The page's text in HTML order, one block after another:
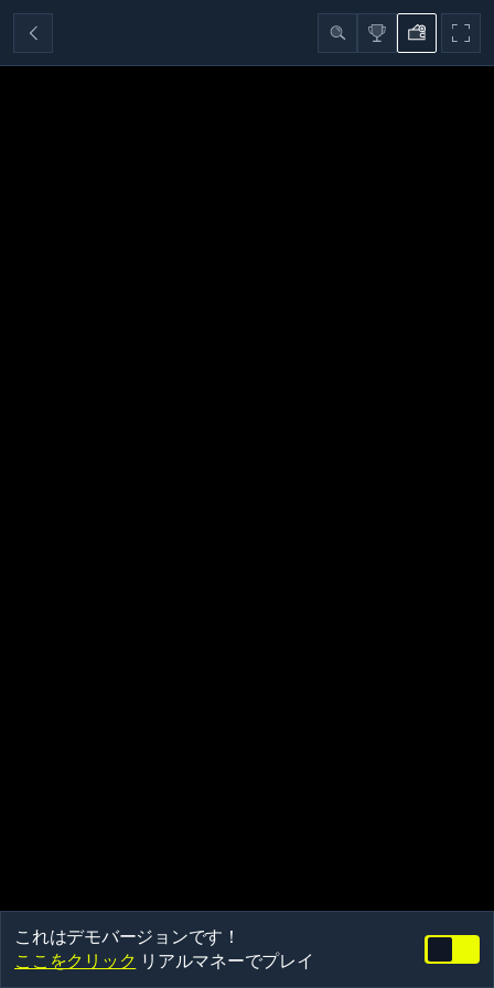
これはデモバージョンです！
ここをクリック リアルマネーでプレイ